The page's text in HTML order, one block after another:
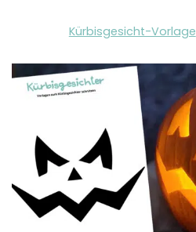
Kürbisgesicht-Vorlage